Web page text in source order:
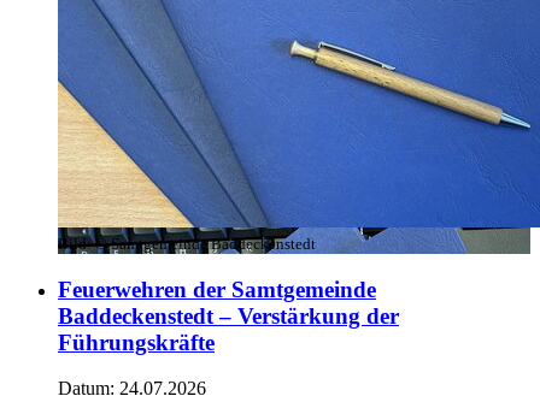
Bild:© Samtgemeinde Baddeckenstedt
Feuerwehren der Samtgemeinde
Baddeckenstedt – Verstärkung der
Führungskräfte
Datum: 24.07.2026